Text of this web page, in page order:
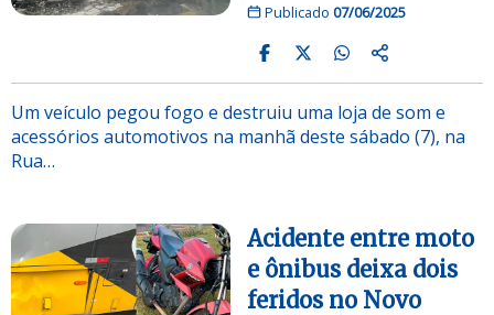
Publicado 07/06/2025
Um veículo pegou fogo e destruiu uma loja de som e
acessórios automotivos na manhã deste sábado (7), na
Rua…
Acidente entre moto
e ônibus deixa dois
feridos no Novo